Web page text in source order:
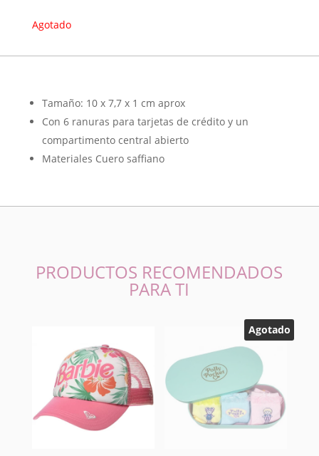
Agotado
Tamaño: 10 x 7,7 x 1 cm aprox
Con 6 ranuras para tarjetas de crédito y un
compartimento central abierto
Materiales Cuero saffiano
PRODUCTOS RECOMENDADOS
PARA TI
Agotado